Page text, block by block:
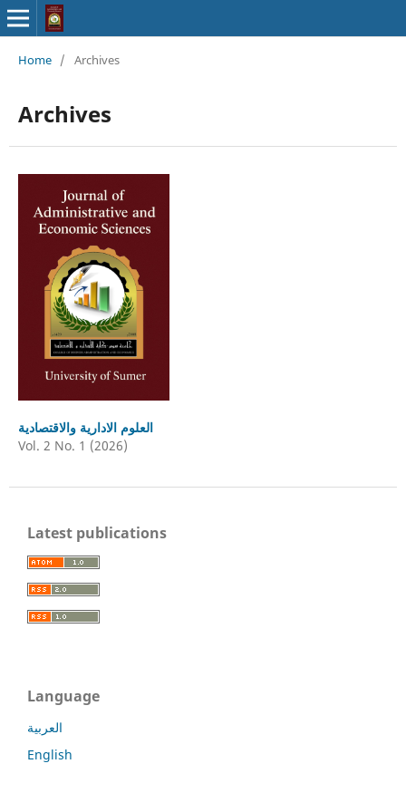
Home / Archives
Archives
العلوم الادارية والاقتصادية
Vol. 2 No. 1 (2026)
Latest publications
Language
العربية
English